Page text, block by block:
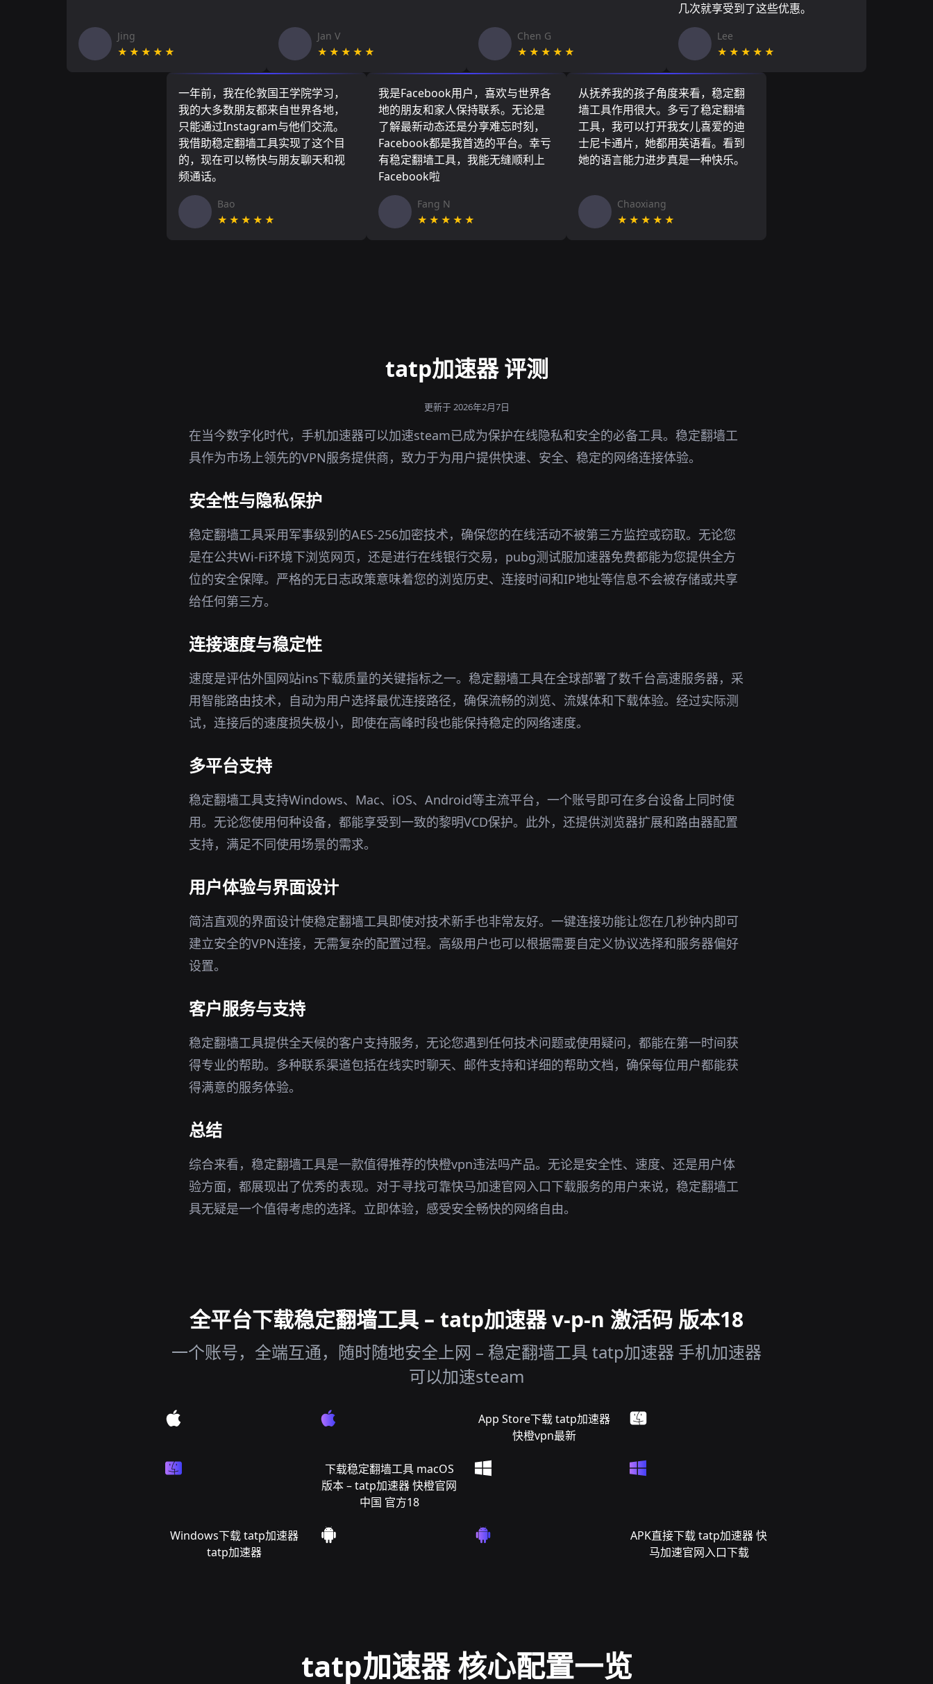
Jing
★★★★★
Jan V
★★★★★
Chen G
★★★★★
几次就享受到了这些优惠。
Lee
★★★★★
一年前，我在伦敦国王学院学习，
我的大多数朋友都来自世界各地，
只能通过Instagram与他们交流。
我借助稳定翻墙工具实现了这个目
的，现在可以畅快与朋友聊天和视
频通话。
Bao
★★★★★
我是Facebook用户，喜欢与世界各
地的朋友和家人保持联系。无论是
了解最新动态还是分享难忘时刻，
Facebook都是我首选的平台。幸亏
有稳定翻墙工具，我能无缝顺利上
Facebook啦
Fang N
★★★★★
从抚养我的孩子角度来看，稳定翻
墙工具作用很大。多亏了稳定翻墙
工具，我可以打开我女儿喜爱的迪
士尼卡通片，她都用英语看。看到
她的语言能力进步真是一种快乐。
Chaoxiang
★★★★★
tatp加速器 评测
更新于 2026年2月7日
在当今数字化时代，手机加速器可以加速steam已成为保护在线隐私和安全的必备工具。稳定翻墙工
具作为市场上领先的VPN服务提供商，致力于为用户提供快速、安全、稳定的网络连接体验。
安全性与隐私保护
稳定翻墙工具采用军事级别的AES-256加密技术，确保您的在线活动不被第三方监控或窃取。无论您
是在公共Wi-Fi环境下浏览网页，还是进行在线银行交易，pubg测试服加速器免费都能为您提供全方
位的安全保障。严格的无日志政策意味着您的浏览历史、连接时间和IP地址等信息不会被存储或共享
给任何第三方。
连接速度与稳定性
速度是评估外国网站ins下载质量的关键指标之一。稳定翻墙工具在全球部署了数千台高速服务器，采
用智能路由技术，自动为用户选择最优连接路径，确保流畅的浏览、流媒体和下载体验。经过实际测
试，连接后的速度损失极小，即使在高峰时段也能保持稳定的网络速度。
多平台支持
稳定翻墙工具支持Windows、Mac、iOS、Android等主流平台，一个账号即可在多台设备上同时使
用。无论您使用何种设备，都能享受到一致的黎明VCD保护。此外，还提供浏览器扩展和路由器配置
支持，满足不同使用场景的需求。
用户体验与界面设计
简洁直观的界面设计使稳定翻墙工具即使对技术新手也非常友好。一键连接功能让您在几秒钟内即可
建立安全的VPN连接，无需复杂的配置过程。高级用户也可以根据需要自定义协议选择和服务器偏好
设置。
客户服务与支持
稳定翻墙工具提供全天候的客户支持服务，无论您遇到任何技术问题或使用疑问，都能在第一时间获
得专业的帮助。多种联系渠道包括在线实时聊天、邮件支持和详细的帮助文档，确保每位用户都能获
得满意的服务体验。
总结
综合来看，稳定翻墙工具是一款值得推荐的快橙vpn违法吗产品。无论是安全性、速度、还是用户体
验方面，都展现出了优秀的表现。对于寻找可靠快马加速官网入口下载服务的用户来说，稳定翻墙工
具无疑是一个值得考虑的选择。立即体验，感受安全畅快的网络自由。
全平台下载稳定翻墙工具 – tatp加速器 v-p-n 激活码 版本18
一个账号，全端互通，随时随地安全上网 – 稳定翻墙工具 tatp加速器 手机加速器
可以加速steam
App Store下载 tatp加速器
快橙vpn最新
下载稳定翻墙工具 macOS
版本 – tatp加速器 快橙官网
中国 官方18
Windows下载 tatp加速器
tatp加速器
APK直接下载 tatp加速器 快
马加速官网入口下载
tatp加速器 核心配置一览